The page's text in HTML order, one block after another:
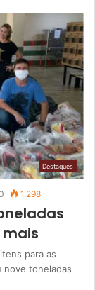
Destaques
1.298
para as
nove toneladas